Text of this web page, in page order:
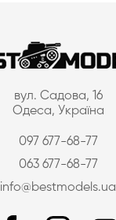
вул. Садова, 16
Одеса, Україна
097 677-68-77
063 677-68-77
info@bestmodels.ua